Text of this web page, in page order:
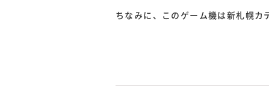
ちなみに、このゲーム機は新札幌カ